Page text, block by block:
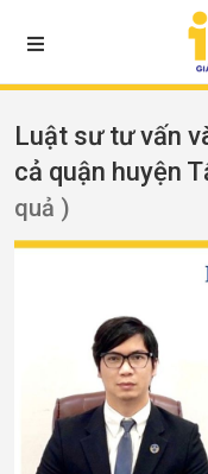
Luật sư tư vấn
cả quận huyện
quả )